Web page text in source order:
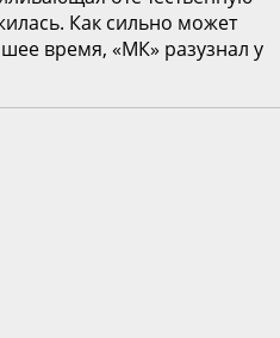
Как сильно может
время, «МК» разузнал у